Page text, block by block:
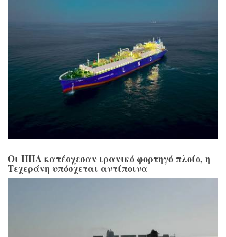
Οι ΗΠΑ κατέσχεσαν ιρανικό φορτηγό πλοίο, η
Τεχεράνη υπόσχεται αντίποινα